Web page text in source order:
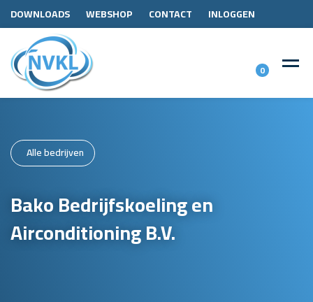
DOWNLOADS WEBSHOP CONTACT INLOGGEN
0
Alle bedrijven
Bako Bedrijfskoeling en
Airconditioning B.V.